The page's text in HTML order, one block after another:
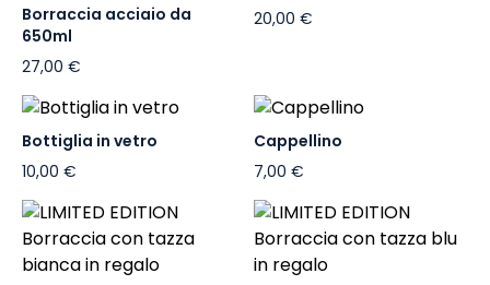
Borraccia acciaio da
650ml
27,00 €
20,00 €
Bottiglia in vetro
10,00 €
Cappellino
7,00 €